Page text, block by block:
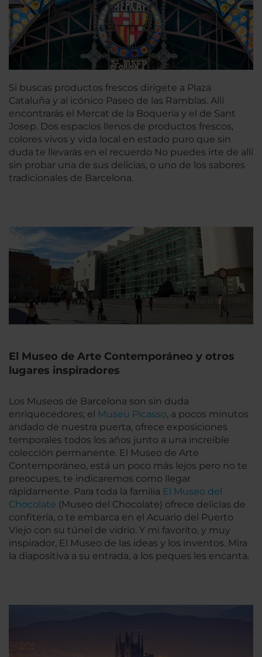
Si buscas productos frescos dirígete a Plaza
Cataluña y al icónico Paseo de las Ramblas. Allí
encontrarás el Mercat de la Boquería y el de Sant
Josep. Dos espacios llenos de productos frescos,
colores vivos y vida local en estado puro que sin
duda te llevarás en el recuerdo No puedes irte de allí
sin probar una de sus delicias, o uno de los sabores
tradicionales de Barcelona.
El Museo de Arte Contemporáneo y otros
lugares inspiradores
Los Museos de Barcelona son sin duda
enriquecedores; el Museu Picasso, a pocos minutos
andado de nuestra puerta, ofrece exposiciones
temporales todos los años junto a una increible
colección permanente. El Museo de Arte
Contemporáneo, está un poco más lejos pero no te
preocupes, te indicaremos como llegar
rápidamente. Para toda la familia El Museo del
Chocolate (Museo del Chocolate) ofrece delicias de
confitería, o te embarca en el Acuario del Puerto
Viejo con su túnel de vidrio. Y mi favorito, y muy
inspirador, El Museo de las ideas y los inventos. Mira
la diapositiva a su entrada, a los peques les encanta.